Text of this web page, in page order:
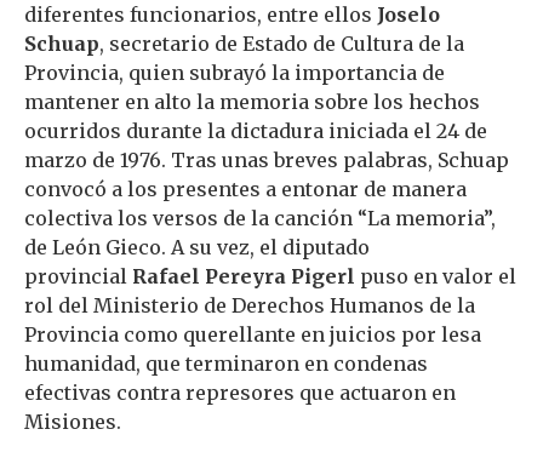
diferentes funcionarios, entre ellos Joselo
Schuap, secretario de Estado de Cultura de la
Provincia, quien subrayó la importancia de
mantener en alto la memoria sobre los hechos
ocurridos durante la dictadura iniciada el 24 de
marzo de 1976. Tras unas breves palabras, Schuap
convocó a los presentes a entonar de manera
colectiva los versos de la canción “La memoria”,
de León Gieco. A su vez, el diputado
provincial Rafael Pereyra Pigerl puso en valor el
rol del Ministerio de Derechos Humanos de la
Provincia como querellante en juicios por lesa
humanidad, que terminaron en condenas
efectivas contra represores que actuaron en
Misiones.